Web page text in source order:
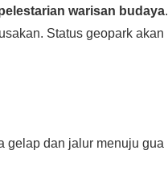
warisan budaya.
Status geopark akan
gelap dan jalur menuju gua